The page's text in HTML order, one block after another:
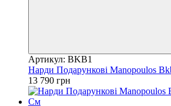
Артикул: BKB1
Нарди Подарункові Manopoulos
13 790 грн